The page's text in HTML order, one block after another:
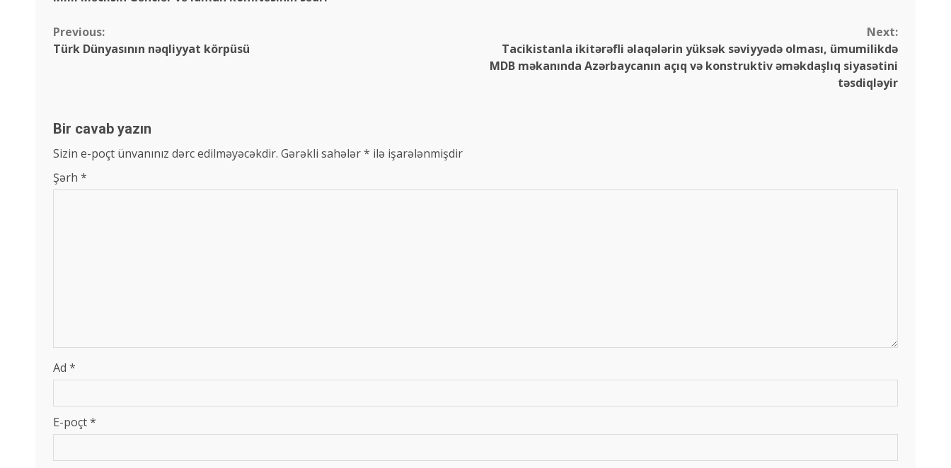
Continue
Reading
Previous:
Türk Dünyasının nəqliyyat körpüsü
Next:
Tacikistanla ikitərəfli əlaqələrin yüksək səviyyədə olması, ümumilikdə
MDB məkanında Azərbaycanın açıq və konstruktiv əməkdaşlıq siyasətini
təsdiqləyir
Bir cavab yazın
Sizin e-poçt ünvanınız dərc edilməyəcəkdir. Gərəkli sahələr* ilə işarələnmişdir
Şərh *
Ad *
E-poçt*